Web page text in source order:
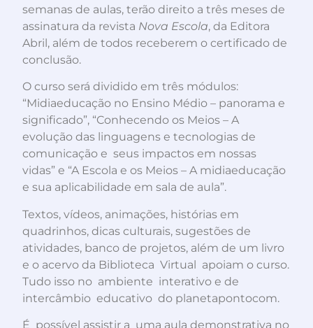
semanas de aulas, terão direito a três meses de
assinatura da revista Nova Escola, da Editora
Abril, além de todos receberem o certificado de
conclusão.
O curso será dividido em três módulos:
“Midiaeducação no Ensino Médio – panorama e
significado”, “Conhecendo os Meios – A
evolução das linguagens e tecnologias de
comunicação e seus impactos em nossas
vidas” e “A Escola e os Meios – A midiaeducação
e sua aplicabilidade em sala de aula”.
Textos, vídeos, animações, histórias em
quadrinhos, dicas culturais, sugestões de
atividades, banco de projetos, além de um livro
e o acervo da Biblioteca Virtual apoiam o curso.
Tudo isso no ambiente interativo e de
intercâmbio educativo do planetapontocom.
É possível assistir a uma aula demonstrativa no